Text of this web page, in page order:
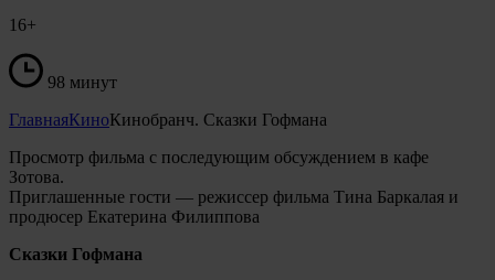
16+
98 минут
ГлавнаяКиноКинобранч. Сказки Гофмана
Просмотр фильма с последующим обсуждением в кафе
Зотова.
Приглашенные гости — режиссер фильма Тина Баркалая и
продюсер Екатерина Филиппова
Сказки Гофмана